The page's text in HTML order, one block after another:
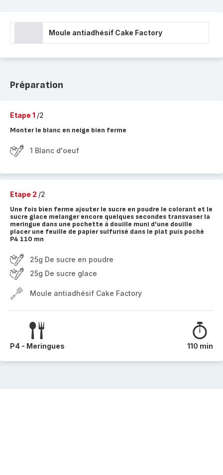
Moule antiadhésif Cake Factory
Préparation
Etape 1 /2
Monter le blanc en neige bien ferme
1 Blanc d'oeuf
Etape 2 /2
Une fois bien ferme ajouter le sucre en poudre le colorant et le
sucre glace melanger encore quelques secondes transvaser la
meringue dans une pochette à douille muni d'une douille
placer une feuille de papier sulfurisé dans le plat puis poché
P4 110 mn
25g De sucre en poudre
25g De sucre glace
Moule antiadhésif Cake Factory
P4 - Meringues 110 min